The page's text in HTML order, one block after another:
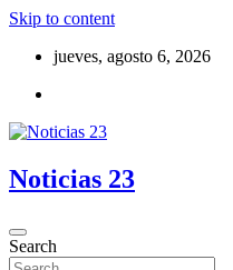
Skip to content
jueves, agosto 6, 2026
Noticias 23
Search